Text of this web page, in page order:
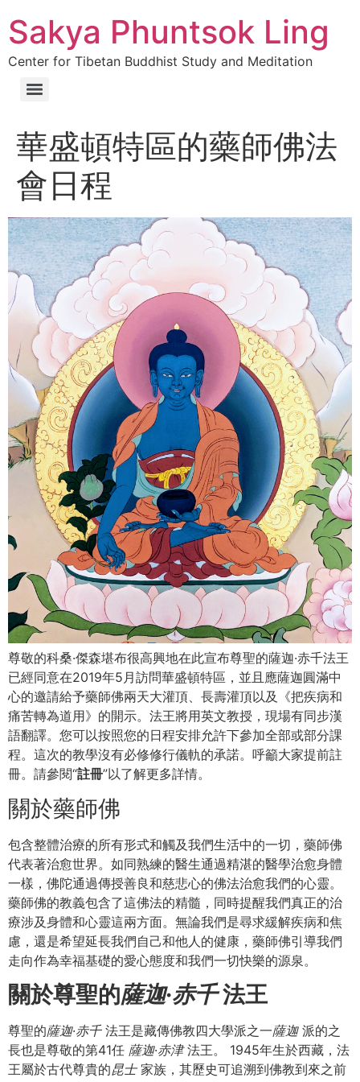
Sakya Phuntsok Ling
Center for Tibetan Buddhist Study and Meditation
華盛頓特區的藥師佛法
會日程
尊敬的科桑·傑森堪布很高興地在此宣布尊聖的薩迦·赤千法王
已經同意在2019年5月訪問華盛頓特區，並且應薩迦圓滿中
心的邀請給予藥師佛兩天大灌頂、長壽灌頂以及《把疾病和
痛苦轉為道用》的開示。法王將用英文教授，現場有同步漢
語翻譯。您可以按照您的日程安排允許下參加全部或部分課
程。這次的教學沒有必修修行儀軌的承諾。呼籲大家提前註
冊。請參閱“註冊”以了解更多詳情。
關於藥師佛
包含整體治療的所有形式和觸及我們生活中的一切，藥師佛
代表著治愈世界。如同熟練的醫生通過精湛的醫學治愈身體
一樣，佛陀通過傳授善良和慈悲心的佛法治愈我們的心靈。
藥師佛的教義包含了這佛法的精髓，同時提醒我們真正的治
療涉及身體和心靈這兩方面。無論我們是尋求緩解疾病和焦
慮，還是希望延長我們自己和他人的健康，藥師佛引導我們
走向作為幸福基礎的愛心態度和我們一切快樂的源泉。
關於尊聖的薩迦·赤千 法王
尊聖的薩迦·赤千法王是藏傳佛教四大學派之一薩迦派的之
長也是尊敬的第41任 薩迦·赤津法王。 1945年生於西藏，法
王屬於古代尊貴的昆士家族，其歷史可追溯到佛教到來之前